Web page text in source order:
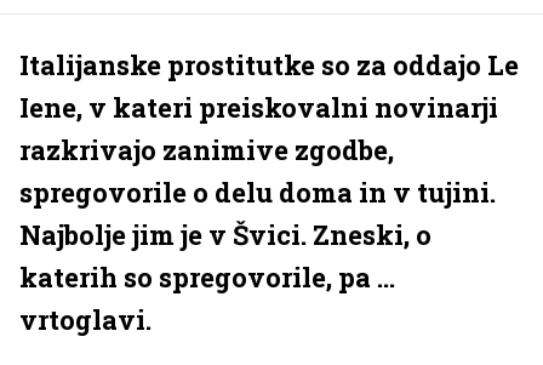
Italijanske prostitutke so za oddajo Le
Iene, v kateri preiskovalni novinarji
razkrivajo zanimive zgodbe,
spregovorile o delu doma in v tujini.
Najbolje jim je v Švici. Zneski, o
katerih so spregovorile, pa ...
vrtoglavi.